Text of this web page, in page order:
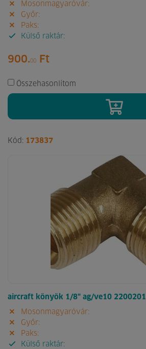
Mosonmagyaróvár:
Győr:
Paks:
Külső raktár:
900.00 Ft
Összehasonlítom
Kód: 173837
aircraft könyök 1/8" ag/ve10 2200201
Mosonmagyaróvár:
Győr:
Paks:
Külső raktár: